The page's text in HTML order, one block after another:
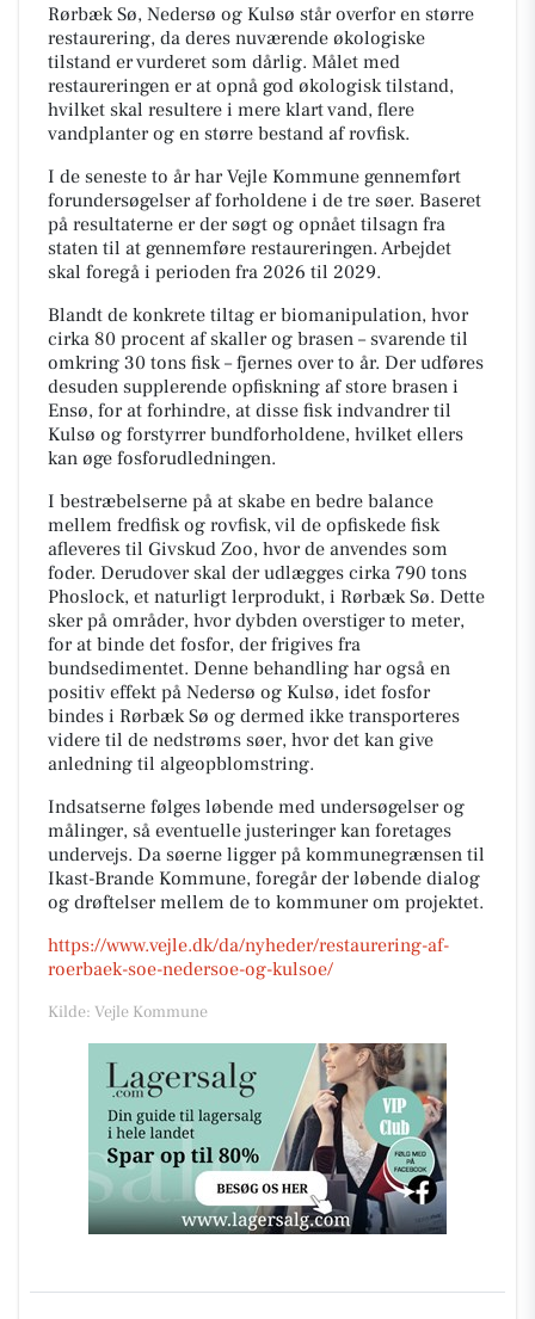
Rørbæk Sø, Nedersø og Kulsø står overfor en større
restaurering, da deres nuværende økologiske
tilstand er vurderet som dårlig. Målet med
restaureringen er at opnå god økologisk tilstand,
hvilket skal resultere i mere klart vand, flere
vandplanter og en større bestand af rovfisk.
I de seneste to år har Vejle Kommune gennemført
forundersøgelser af forholdene i de tre søer. Baseret
på resultaterne er der søgt og opnået tilsagn fra
staten til at gennemføre restaureringen. Arbejdet
skal foregå i perioden fra 2026 til 2029.
Blandt de konkrete tiltag er biomanipulation, hvor
cirka 80 procent af skaller og brasen – svarende til
omkring 30 tons fisk – fjernes over to år. Der udføres
desuden supplerende opfiskning af store brasen i
Ensø, for at forhindre, at disse fisk indvandrer til
Kulsø og forstyrrer bundforholdene, hvilket ellers
kan øge fosforudledningen.
I bestræbelserne på at skabe en bedre balance
mellem fredfisk og rovfisk, vil de opfiskede fisk
afleveres til Givskud Zoo, hvor de anvendes som
foder. Derudover skal der udlægges cirka 790 tons
Phoslock, et naturligt lerprodukt, i Rørbæk Sø. Dette
sker på områder, hvor dybden overstiger to meter,
for at binde det fosfor, der frigives fra
bundsedimentet. Denne behandling har også en
positiv effekt på Nedersø og Kulsø, idet fosfor
bindes i Rørbæk Sø og dermed ikke transporteres
videre til de nedstrøms søer, hvor det kan give
anledning til algeopblomstring.
Indsatserne følges løbende med undersøgelser og
målinger, så eventuelle justeringer kan foretages
undervejs. Da søerne ligger på kommunegrænsen til
Ikast-Brande Kommune, foregår der løbende dialog
og drøftelser mellem de to kommuner om projektet.
https://www.vejle.dk/da/nyheder/restaurering-af-
roerbaek-soe-nedersoe-og-kulsoe/
Kilde: Vejle Kommune